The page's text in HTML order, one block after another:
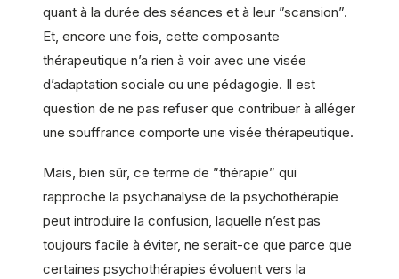
quant à la durée des séances et à leur ”scansion”.
Et, encore une fois, cette composante
thérapeutique n’a rien à voir avec une visée
d’adaptation sociale ou une pédagogie. Il est
question de ne pas refuser que contribuer à alléger
une souffrance comporte une visée thérapeutique.
Mais, bien sûr, ce terme de ”thérapie” qui
rapproche la psychanalyse de la psychothérapie
peut introduire la confusion, laquelle n’est pas
toujours facile à éviter, ne serait-ce que parce que
certaines psychothérapies évoluent vers la